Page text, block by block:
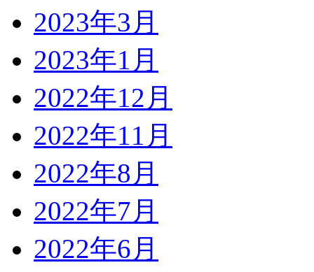
2023年3月
2023年1月
2022年12月
2022年11月
2022年8月
2022年7月
2022年6月